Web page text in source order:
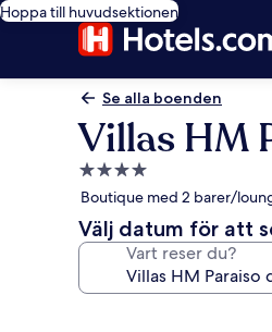
Hoppa till huvudsektionen
Se alla boenden
Villas HM
4.0-
stjärnigt
boende
Boutique med 2 barer/
Välj datum för att
Vart reser du?